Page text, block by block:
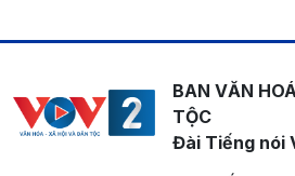
BAN VĂN
TỘC
Đài Tiếng nói